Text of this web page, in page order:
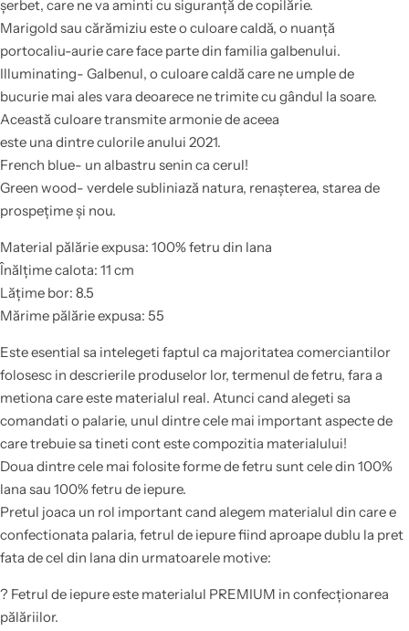
șerbet, care neva aminti cu siguranță de copilărie.
Marigold sau cărămiziu este o culoare caldă, o nuanță
portocaliu-auriecareface partedin familia galbenului.
Illuminating- Galbenul, o culoare caldă care ne umple de
bucurie mai alesvara deoarece ne trimite cu gândul la soare.
Această culoare transmite armonie de aceea
este una dintreculorile anului 2021.
French blue- un albastru senin ca cerul!
Green wood- verdele subliniază natura, renașterea, starea de
prospețime și nou.
Material pălărie expusa: 100% fetru din lana
Înălțime calota: 11 cm
Lățime bor: 8.5
Mărime pălărie expusa: 55
Este esential sa intelegeti faptul ca majoritatea comerciantilor
folosesc in descrierile produselor lor, termenul de fetru, fara a
metiona care este materialul real. Atunci cand alegeti sa
comandati o palarie, unul dintre cele mai important aspecte de
care trebuie sa tineti cont este compozitia materialului!
Doua dintre cele mai folosite forme de fetru sunt cele din 100%
lana sau 100% fetru de iepure.
Pretul joaca un rol important cand alegem materialul din care e
confectionata palaria, fetrul de iepure fiind aproape dublu la pret
fata de cel din lana din urmatoarele motive:
? Fetrul de iepure este materialul PREMIUM in confecționarea
pălăriilor.